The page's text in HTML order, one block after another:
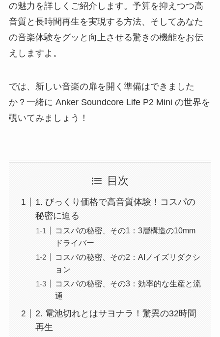
の魅力を詳しくご紹介します。予算を抑えつつ高
音質と長時間再生を実現する方法、そしてあなた
の音楽体験をグッと向上させる驚きの機能をお伝
えしますよ。
では、新しい音楽の扉を開く準備はできました
か？一緒に Anker Soundcore Life P2 Mini の世界を
覗いてみましょう！
目次
1. びっくり価格で高音質体験！コスパの
秘密に迫る
コスパの秘密、その1：3層構造の10mm
ドライバー
コスパの秘密、その2：AIノイズリダクシ
ョン
コスパの秘密、その3：効率的な生産と流
通
2. 電池切れとはサヨナラ！驚異の32時間
再生